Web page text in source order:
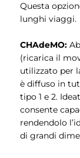
Questa
lunghi viaggi.
CHAdeMO:
(ricarica il
utilizzato per
è diffuso in
tipo 1 e 2.
consente
rendendolo
di grandi